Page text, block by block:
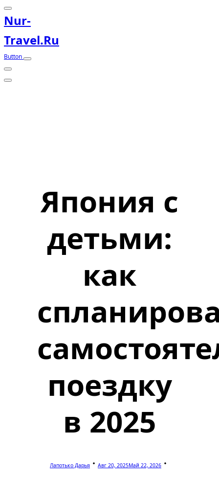
Nur-
Travel.ru
Button
Япония с
детьми:
как
поездку
в 2025
Лапотько Дарья Авг 20, 2025Май 22, 2026